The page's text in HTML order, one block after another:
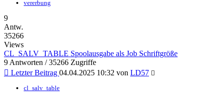
vererbung
9
Antw.
35266
Views
CL_SALV_TABLE Spoolausgabe als Job Schriftgröße
9 Antworten / 35266 Zugriffe
Letzter Beitrag 04.04.2025 10:32 von LD57
cl_salv_table